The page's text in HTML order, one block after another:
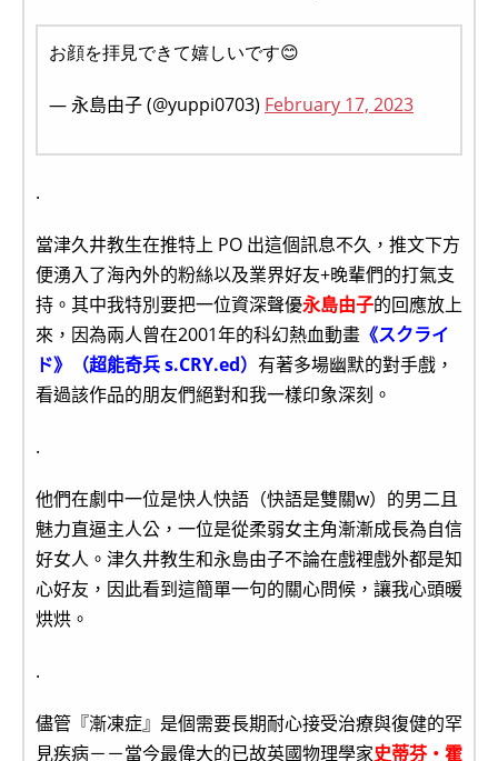
お顔を拝見できて嬉しいです😊
— 永島由子 (@yuppi0703) February 17, 2023
.
當津久井教生在推特上 PO 出這個訊息不久，推文下方
便湧入了海內外的粉絲以及業界好友+晚輩們的打氣支
持。其中我特別要把一位資深聲優永島由子的回應放上
來，因為兩人曾在2001年的科幻熱血動畫 《スクライ
ド》（超能奇兵 s.CRY.ed） 有著多場幽默的對手戲，
看過該作品的朋友們絕對和我一樣印象深刻。
.
他們在劇中一位是快人快語（快語是雙關w）的男二且
魅力直逼主人公，一位是從柔弱女主角漸漸成長為自信
好女人。津久井教生和永島由子不論在戲裡戲外都是知
心好友，因此看到這簡單一句的關心問候，讓我心頭暖
烘烘。
.
儘管『漸凍症』是個需要長期耐心接受治療與復健的罕
見疾病－－當今最偉大的已故英國物理學家史蒂芬‧霍